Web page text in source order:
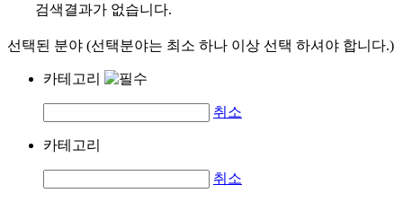
검색결과가 없습니다.
선택된 분야 (선택분야는 최소 하나 이상 선택 하셔야 합니다.)
카테고리
취소
카테고리
취소